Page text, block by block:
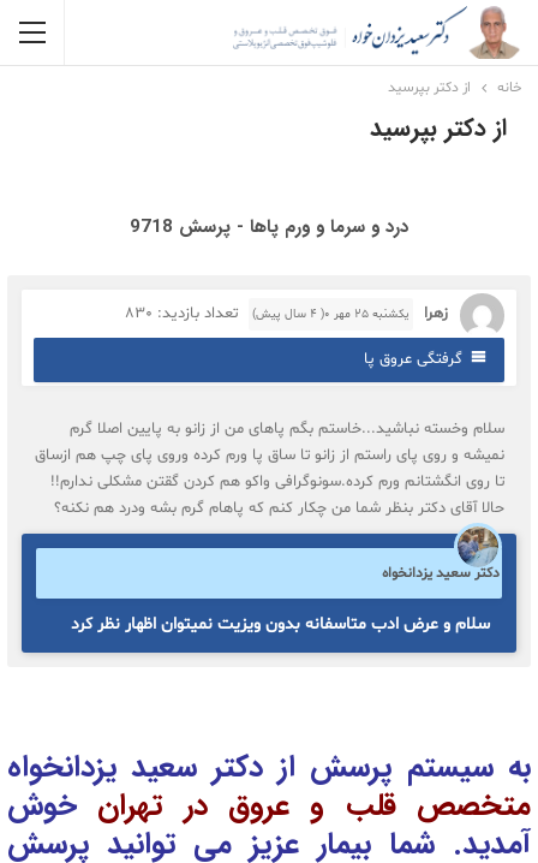
خانه از دکتر بپرسید
از دکتر بپرسید
درد و سرما و ورم پاها - پرسش 9718
زهرا یکشنبه ۲۵ مهر ۰( 4 سال پیش) تعداد بازدید: 830
گرفتگی عروق پا
سلام وخسته نباشید...خاستم بگم پاهای من از زانو به پایین اصلا گرم
نمیشه و روی پای راستم از زانو تا ساق پا ورم کرده وروی پای چپ هم ازساق
تا روی انگشتانم ورم کرده.سونوگرافی واکو هم کردن گقتن مشکلی ندارم!!
حالا آقای دکتر بنظر شما من چکار کنم که پاهام گرم بشه ودرد هم نکنه؟
دکتر سعید یزدانخواه
سلام و عرض ادب متاسفانه بدون ویزیت نمیتوان اظهار نظر کرد
به سیستم پرسش از دکتر سعید یزدانخواه
متخصص قلب و عروق در تهران خوش
آمدید. شما بیمار عزیز می توانید پرسش